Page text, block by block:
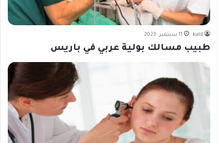
kalil 11 سبتمبر، 2023
طبيب مسالك بولية عربي في باريس